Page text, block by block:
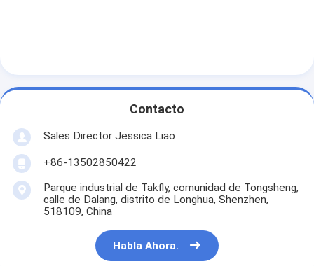
Contacto
Sales Director Jessica Liao
+86-13502850422
Parque industrial de Takfly, comunidad de Tongsheng,
calle de Dalang, distrito de Longhua, Shenzhen,
518109, China
Habla Ahora.